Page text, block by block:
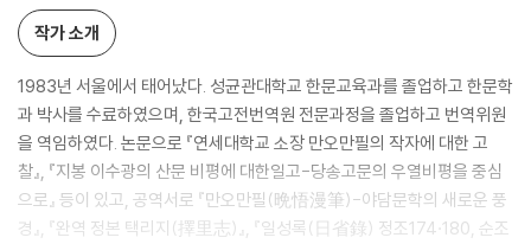
작가 소개
1983년 서울에서 태어났다. 성균관대학교 한문교육과를 졸업하고 한문학
과 박사를 수료하였으며, 한국고전번역원 전문과정을 졸업하고 번역위원
을 역임하였다. 논문으로 『연세대학교 소장 만오만필의 작자에 대한 고
찰』, 『지봉 이수광의 산문 비평에 대한일고-당송고문의 우열비평을 중심
으로』 등이 있고, 공역서로 『만오만필(晩悟漫筆)-야담문학의 새로운 풍
경』, 『완역 정본 택리지(擇里志)』, 『일성록(日省錄) 정조174·180, 순조